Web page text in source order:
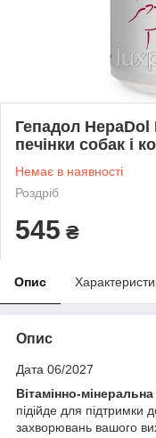
Гепадол
печінки собак і
Немає в наявності
Роздріб
545 ₴
Опис
Опис
Дата 06/2027
Вітамінно-
підійде для підтримки
захворювань вашого